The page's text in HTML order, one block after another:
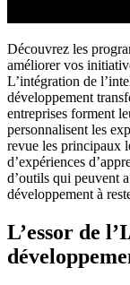
Découvrez les
améliorer vos
L’intégration de
développement
entreprises forment
personnalisent les
revue les principaux
d’expériences
d’outils qui peuvent
développement à
L’essor de